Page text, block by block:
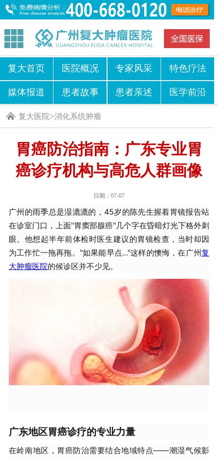
复大首页 医院概况 专家风采 特色疗法
媒体报道 患者故事 患者亲述 医学前沿
复大医院>消化系统肿瘤
胃癌防治指南：广东专业胃
癌诊疗机构与高危人群画像
日期：07-07
广州的雨季总是湿漉漉的，45岁的陈先生握着胃镜报告站
在诊室门口，上面"胃窦部腺癌"几个字在昏暗灯光下格外刺
眼。他想起半年前体检时医生建议的胃镜检查，当时却因
为工作忙一拖再拖。"如果能早点..."这样的懊悔，在广州复
大肿瘤医院的候诊区并不少见。
广东地区胃癌诊疗的专业力量
在岭南地区，胃癌防治需要结合地域特点——潮湿气候影